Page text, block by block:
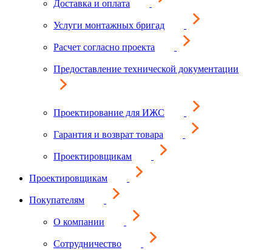
Доставка и оплата
Услуги монтажных бригад
Расчет согласно проекта
Предоставление технической документации
Проектирование для ИЖС
Гарантия и возврат товара
Проектировщикам
Проектировщикам
Покупателям
О компании
Сотрудничество